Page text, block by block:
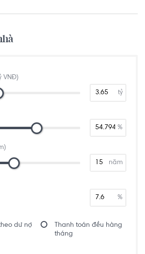
VNĐ)
tỷ
%
năm
%
dư nợ
Thanh toán đều hàng
tháng